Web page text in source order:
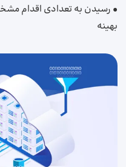
• رسیدن به تعدادی اقدام
بهینه